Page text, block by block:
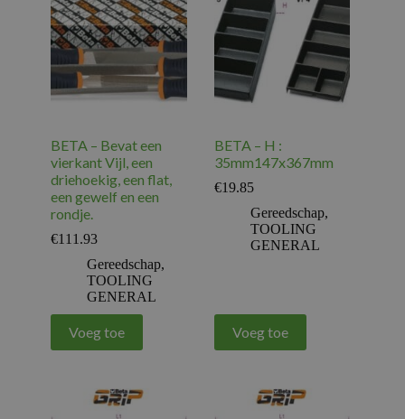
BETA – Bevat een
vierkant Vijl, een
driehoekig, een flat,
een gewelf en een
rondje.
€111.93
Gereedschap,
TOOLING
GENERAL
Voeg toe
BETA – H :
35mm147x367mm
€19.85
Gereedschap,
TOOLING
GENERAL
Voeg toe